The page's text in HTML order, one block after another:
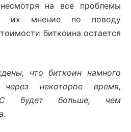
на все проблемы
их мнение по поводу
биткоина остается
что биткоин намного
некоторое время,
будет больше, чем